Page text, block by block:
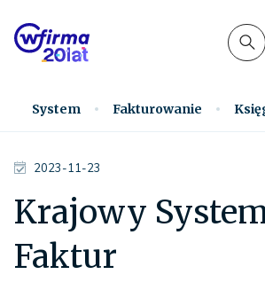
System Fakturowanie
2023-11-23
Krajowy
Faktur